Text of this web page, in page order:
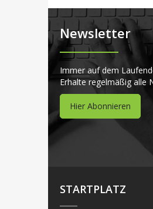
Newsletter
Immer auf dem
Erhalte regelmäßig alle
Hier Abonnieren
STARTPLATZ